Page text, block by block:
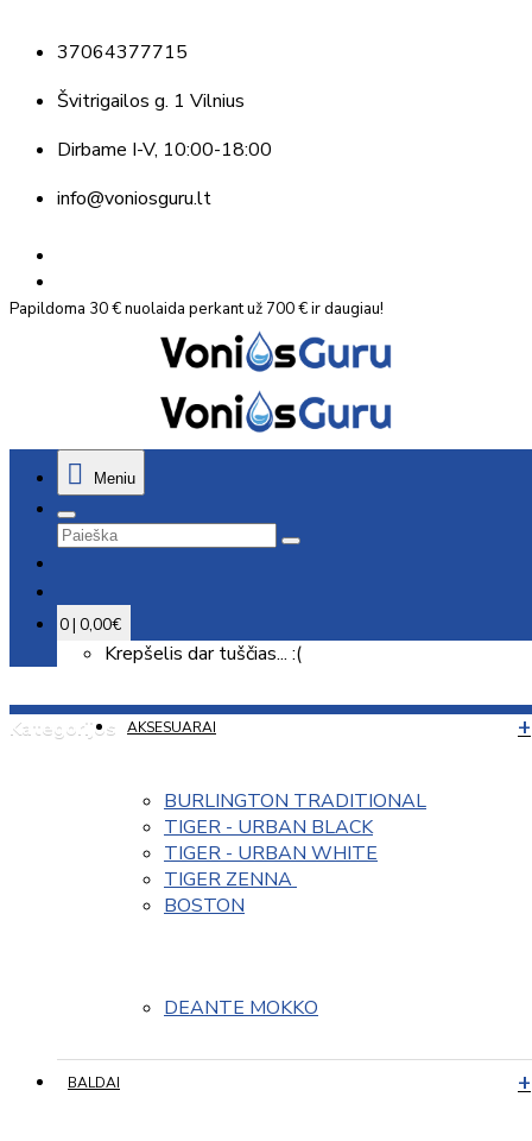
37064377715
Švitrigailos g. 1 Vilnius
Dirbame I-V, 10:00-18:00
info@voniosguru.lt
Papildoma 30 € nuolaida perkant už 700 € ir daugiau!
Meniu
0 | 0,00€
Krepšelis dar tuščias... :(
Kategorijos AKSESUARAI
BURLINGTON TRADITIONAL
TIGER - URBAN BLACK
TIGER - URBAN WHITE
TIGER ZENNA
BOSTON
DEANTE MOKKO
BALDAI